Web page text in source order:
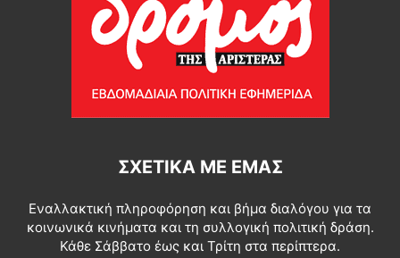
ΣΧΕΤΙΚΆ ΜΕ ΕΜΆΣ
Εναλλακτική πληροφόρηση και βήμα διαλόγου για τα
κοινωνικά κινήματα και τη συλλογική πολιτική δράση.
Κάθε Σάββατο έως και Τρίτη στα περίπτερα.